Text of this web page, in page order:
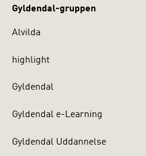
Gyldendal-gruppen
Alvilda
highlight
Gyldendal
Gyldendal e-Learning
Gyldendal Uddannelse